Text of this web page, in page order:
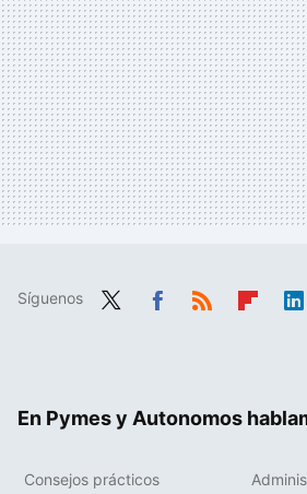
Síguenos
En Pymes y Autonomos
Consejos prácticos